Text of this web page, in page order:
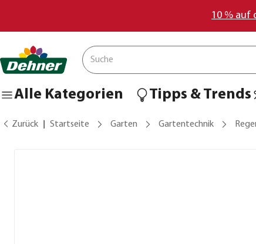
10 % auf
Alle Kategorien Tipps & Trends
Zurück Startseite Garten Gartentechnik